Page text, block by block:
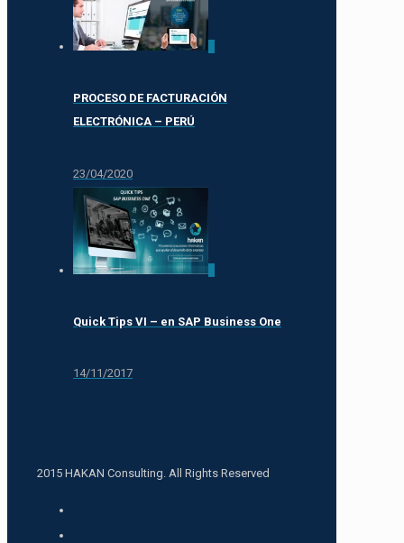
PROCESO DE FACTURACIÓN
ELECTRÓNICA – PERÚ
23/04/2020
Quick Tips VI – en SAP Business One
14/11/2017
2015 HAKAN Consulting. All Rights Reserved